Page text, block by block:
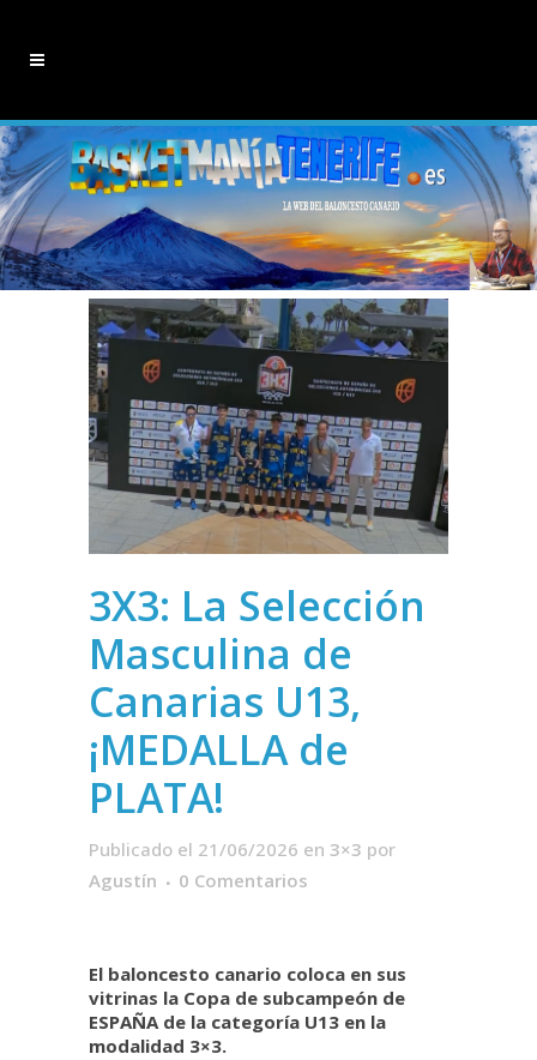
3X3: La Selección
Masculina de
Canarias U13,
¡MEDALLA de
PLATA!
Publicado el 21/06/2026 en 3×3 por
Agustín
0 Comentarios
El baloncesto canario coloca en sus
vitrinas la Copa de subcampeón de
ESPAÑA de la categoría U13 en la
modalidad 3×3.